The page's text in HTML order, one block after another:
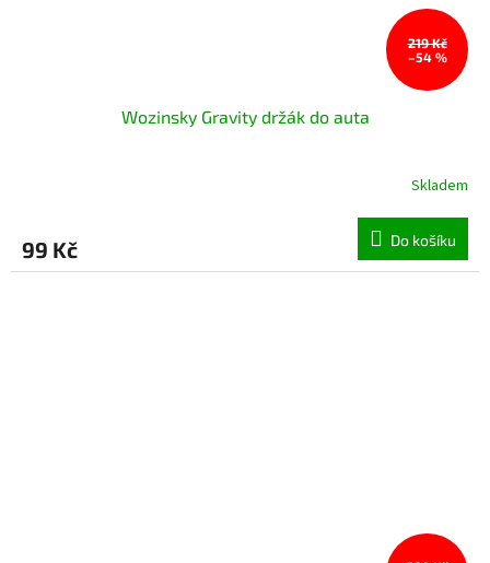
219 Kč
–54 %
Wozinsky Gravity držák do auta
je
4,7
Skladem
99 Kč Do košíku